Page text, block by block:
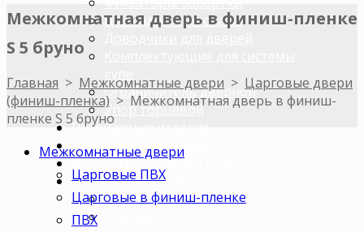
Цилиндры с ключами
Ограничитель дверной
Упор торцевой
Погонажные изделия
Строительные двери
ДВЕРИ ПО ПАРАМЕТРАМ
Двери по цветам
Светлые
Межкомнатная дверь в финиш-пленке
S 5 бруно
Главная > Межкомнатные двери > Царговые двери
(финиш-пленка) > Межкомнатная дверь в финиш-
пленке S 5 бруно
Межкомнатные двери
Царговые ПВХ
Царговые в финиш-пленке
ПВХ